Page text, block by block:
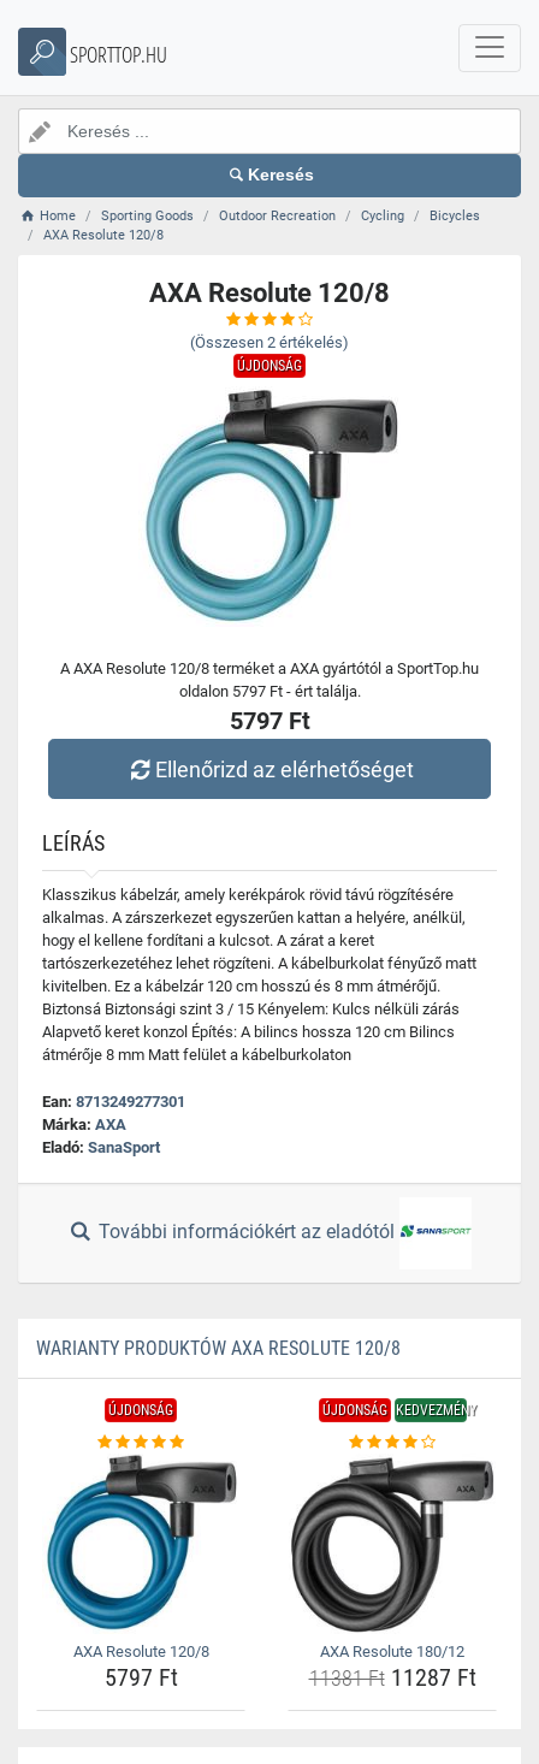
SPORTTOP.HU
Keresés
Home Sporting Goods Outdoor Recreation Cycling
Bicycles
AXA Resolute 120/8
AXA Resolute 120/8
(Összesen 2 értékelés)
ÚJDONSÁG
A AXA Resolute 120/8 terméket a AXA gyártótól a SportTop.hu
oldalon 5797 Ft - ért találja.
5797 Ft
Ellenőrizd az elérhetőséget
LEÍRÁS
Klasszikus kábelzár, amely kerékpárok rövid távú rögzítésére
alkalmas. A zárszerkezet egyszerűen kattan a helyére, anélkül,
hogy el kellene fordítani a kulcsot. A zárat a keret
tartószerkezetéhez lehet rögzíteni. A kábelburkolat fényűző matt
kivitelben. Ez a kábelzár 120 cm hosszú és 8 mm átmérőjű.
Biztonsá Biztonsági szint 3 / 15 Kényelem: Kulcs nélküli zárás
Alapvető keret konzol Építés: A bilincs hossza 120 cm Bilincs
átmérője 8 mm Matt felület a kábelburkolaton
Ean: 8713249277301
Márka: AXA
Eladó: SanaSport
További információkért az eladótól
WARIANTY PRODUKTÓW AXA RESOLUTE 120/8
ÚJDONSÁG
AXA Resolute 120/8
5797 Ft
ÚJDONSÁG KEDVEZMÉNY
AXA Resolute 180/12
11381 Ft11287 Ft